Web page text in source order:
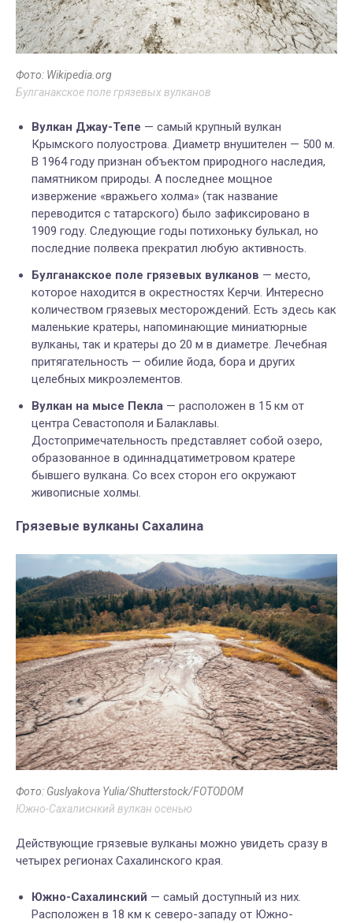
Фото: Wikipedia.org
Булганакское поле грязевых вулканов
Вулкан Джау-Тепе — самый крупный вулкан
Крымского полуострова. Диаметр внушителен — 500 м.
В 1964 году признан объектом природного наследия,
памятником природы. А последнее мощное
извержение «вражьего холма» (так название
переводится с татарского) было зафиксировано в
1909 году. Следующие годы потихоньку булькал, но
последние полвека прекратил любую активность.
Булганакское поле грязевых вулканов — место,
которое находится в окрестностях Керчи. Интересно
количеством грязевых месторождений. Есть здесь как
маленькие кратеры, напоминающие миниатюрные
вулканы, так и кратеры до 20 м в диаметре. Лечебная
притягательность — обилие йода, бора и других
целебных микроэлементов.
Вулкан на мысе Пекла — расположен в 15 км от
центра Севастополя и Балаклавы.
Достопримечательность представляет собой озеро,
образованное в одиннадцатиметровом кратере
бывшего вулкана. Со всех сторон его окружают
живописные холмы.
Грязевые вулканы Сахалина
Фото: Guslyakova Yulia/Shutterstock/FOTODOM
Южно-Сахалиснкий вулкан осенью
Действующие грязевые вулканы можно увидеть сразу в
четырех регионах Сахалинского края.
Южно-Сахалинский — самый доступный из них.
Расположен в 18 км к северо-западу от Южно-